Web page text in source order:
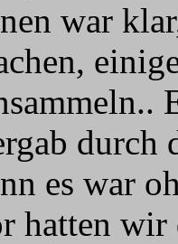
war
durch
es war
hatten wir